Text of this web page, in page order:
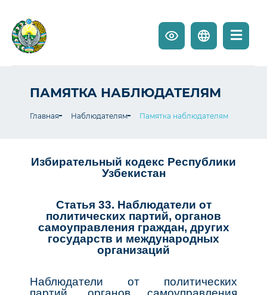
ПАМЯТКА НАБЛЮДАТЕЛЯМ
Главная Наблюдателям Памятка наблюдателям
Избирательный кодекс Республики
Узбекистан
Статья 33. Наблюдатели от
политических партий, органов
самоуправления граждан, других
государств и международных
организаций
Наблюдатели от политических